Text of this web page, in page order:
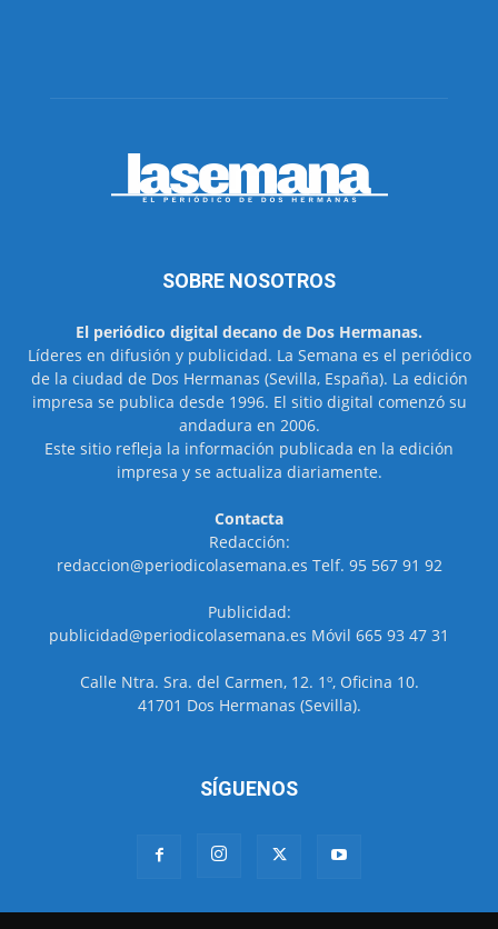
SOBRE NOSOTROS
El periódico digital decano de Dos Hermanas.
Líderes en difusión y publicidad. La Semana es el periódico
de la ciudad de Dos Hermanas (Sevilla, España). La edición
impresa se publica desde 1996. El sitio digital comenzó su
andadura en 2006.
Este sitio refleja la información publicada en la edición
impresa y se actualiza diariamente.
Contacta
Redacción:
redaccion@periodicolasemana.es Telf. 95 567 91 92
Publicidad:
publicidad@periodicolasemana.es Móvil 665 93 47 31
Calle Ntra. Sra. del Carmen, 12. 1º, Oficina 10.
41701 Dos Hermanas (Sevilla).
SÍGUENOS